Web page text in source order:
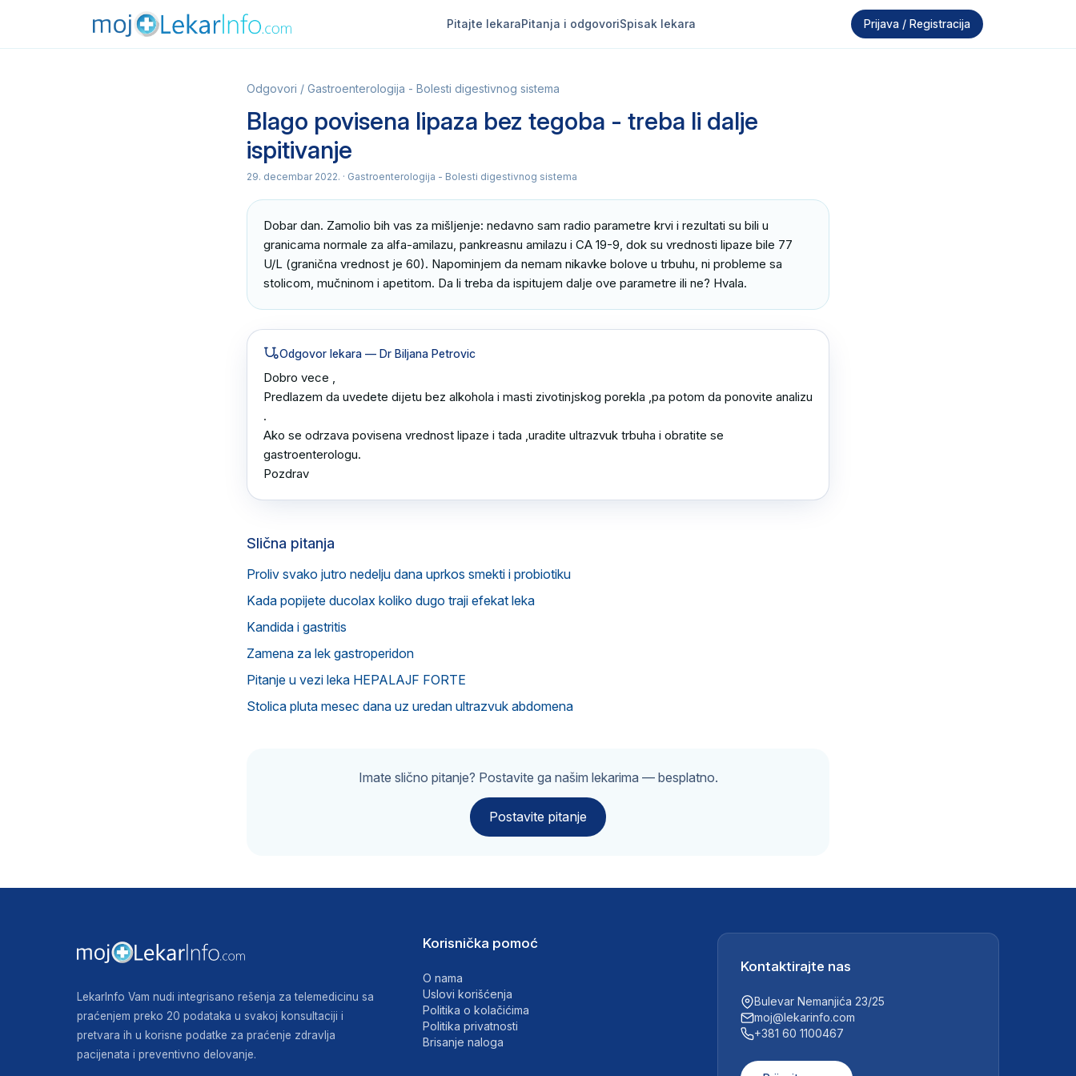
Pitajte lekaraPitanja i odgovoriSpisak lekara Prijava / Registracija
Odgovori / Gastroenterologija - Bolesti digestivnog sistema
Blago povisena lipaza bez tegoba - treba li dalje
ispitivanje
29. decembar 2022. · Gastroenterologija - Bolesti digestivnog sistema
Dobar dan. Zamolio bih vas za mišljenje: nedavno sam radio parametre krvi i rezultati su bili u
granicama normale za alfa-amilazu, pankreasnu amilazu i CA 19-9, dok su vrednosti lipaze bile 77
U/L (granična vrednost je 60). Napominjem da nemam nikavke bolove u trbuhu, ni probleme sa
stolicom, mučninom i apetitom. Da li treba da ispitujem dalje ove parametre ili ne? Hvala.
Odgovor lekara — Dr Biljana Petrovic
Dobro vece ,
Predlazem da uvedete dijetu bez alkohola i masti zivotinjskog porekla ,pa potom da ponovite analizu
.
Ako se odrzava povisena vrednost lipaze i tada ,uradite ultrazvuk trbuha i obratite se
gastroenterologu.
Pozdrav
Slična pitanja
Proliv svako jutro nedelju dana uprkos smekti i probiotiku
Kada popijete ducolax koliko dugo traji efekat leka
Kandida i gastritis
Zamena za lek gastroperidon
Pitanje u vezi leka HEPALAJF FORTE
Stolica pluta mesec dana uz uredan ultrazvuk abdomena
Imate slično pitanje? Postavite ga našim lekarima — besplatno.
Postavite pitanje
LekarInfo Vam nudi integrisano rešenja za telemedicinu sa
praćenjem preko 20 podataka u svakoj konsultaciji i
pretvara ih u korisne podatke za praćenje zdravlja
pacijenata i preventivno delovanje.
Korisnička pomoć
O nama
Uslovi korišćenja
Politika o kolačićima
Politika privatnosti
Brisanje naloga
Kontaktirajte nas
Bulevar Nemanjića 23/25
moj@lekarinfo.com
+381 60 1100467